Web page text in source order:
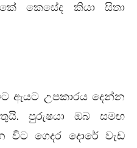
කෙසේද කියා සිතා
ඇයට උපකාරය දෙන්න
පුරුෂයා ඔබ සමඟ
ගෙදර දොරේ වැඩ